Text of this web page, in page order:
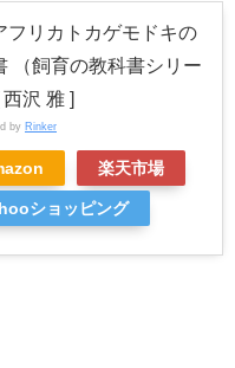
フリカトカゲモドキの
（飼育の教科書シリー
西沢 雅 ]
by Rinker
楽天市場
ショッピング